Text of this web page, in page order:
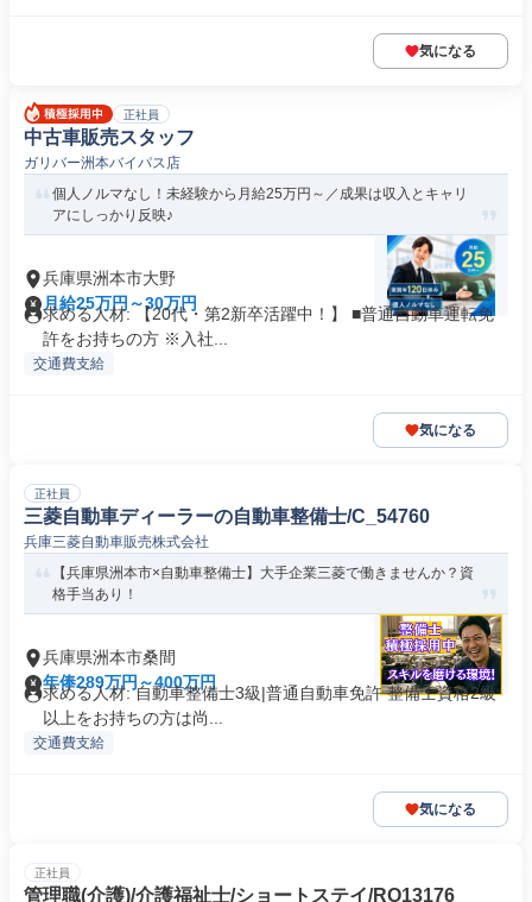
気になる
正社員
中古車販売スタッフ
ガリバー洲本バイパス店
個人ノルマなし！未経験から月給25万円～／成果は収入とキャリ
アにしっかり反映♪
兵庫県洲本市大野
月給25万円～30万円
求める人材: 【20代・第2新卒活躍中！】 ■普通自動車運転免
許をお持ちの方 ※入社...
交通費支給
気になる
正社員
三菱自動車ディーラーの自動車整備士/C_54760
兵庫三菱自動車販売株式会社
【兵庫県洲本市×自動車整備士】大手企業三菱で働きませんか？資
格手当あり！
兵庫県洲本市桑間
年俸289万円～400万円
求める人材: 自動車整備士3級|普通自動車免許 整備士資格2級
以上をお持ちの方は尚...
交通費支給
気になる
正社員
管理職(介護)/介護福祉士/ショートステイ/RO13176